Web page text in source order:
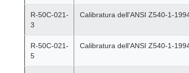
R-50C-021-
3
Calibratura dell'ANSI Z540-1-
R-50C-021-
5
Calibratura dell'ANSI Z540-1-